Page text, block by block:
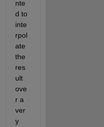
nte
d to
inte
rpol
ate
the
res
ult
ove
r a
ver
y